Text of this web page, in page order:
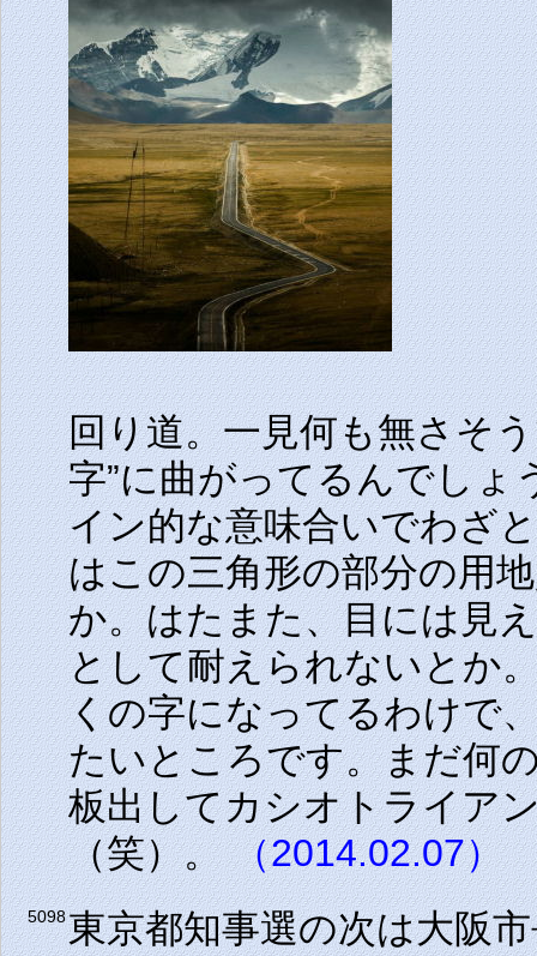
回り道。一見何も無さそ
字”に曲がってるんでし
イン的な意味合いでわざ
はこの三角形の部分の用
か。はたまた、目には見
として耐えられないとか
くの字になってるわけで
たいところです。まだ何
板出してカシオトライア
（笑）。（2014.02.07）
5098東京都知事選の次は大阪